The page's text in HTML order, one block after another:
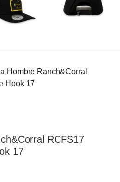
Hombre Ranch&Corral
Hook 17
RCFS17
17